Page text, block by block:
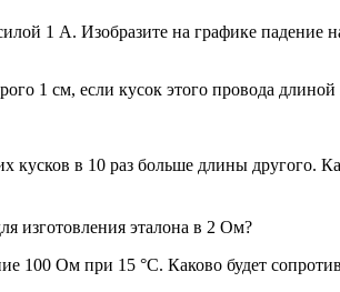
1 А. Изобразите на графике падение
1 см, если кусок этого провода
в 10 раз больше длины другого.
изготовления эталона в 2 Ом?
100 Ом при 15 °С. Каково будет